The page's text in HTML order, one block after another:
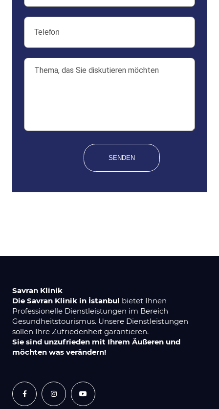
Savran Klinik
Die Savran Klinik in İstanbul bietet Ihnen
Professionelle Dienstleistungen im Bereich
Gesundheitstourismus. Unsere Dienstleistungen
sollen Ihre Zufriedenheit garantieren.
Sie sind unzufrieden mit Ihrem Äußeren und
möchten was verändern!